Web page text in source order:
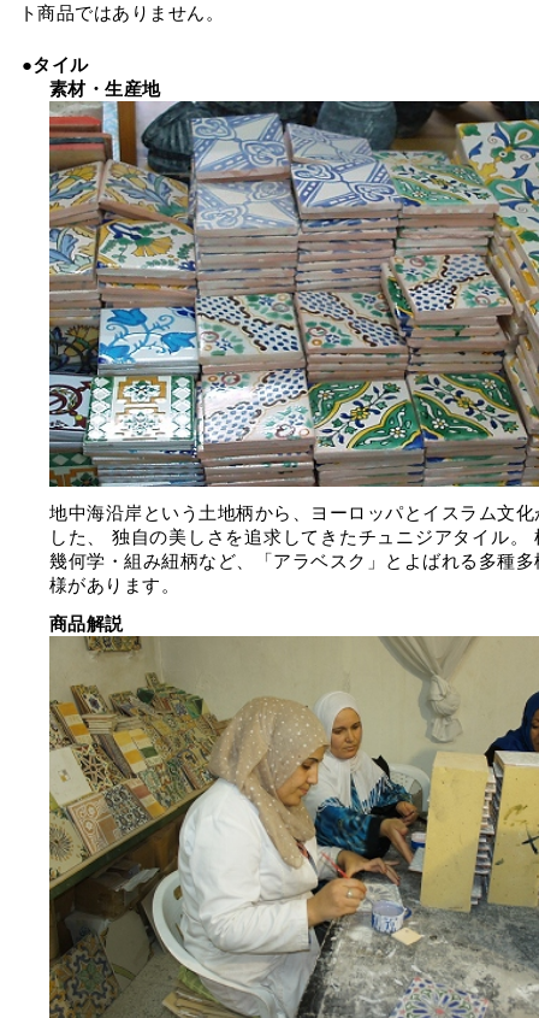
ト商品ではありません。
●タイル
素材・生産地
地中海沿岸という土地柄から、ヨーロッパとイスラム文
した、 独自の美しさを追求してきたチュニジアタイル。
幾何学・組み紐柄など、「アラベスク」とよばれる多種
様があります。
商品解説